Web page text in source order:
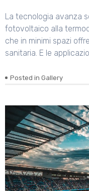
La tecnologia avanza
fotovoltaico alla
che in minimi spazi
sanitaria. E le
Posted in Gallery